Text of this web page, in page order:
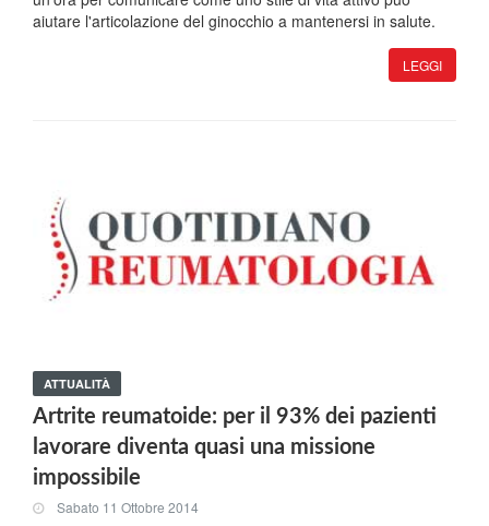
aiutare l'articolazione del ginocchio a mantenersi in salute.
LEGGI
ATTUALITÀ
Artrite reumatoide: per il 93% dei pazienti
lavorare diventa quasi una missione
impossibile
Sabato 11 Ottobre 2014